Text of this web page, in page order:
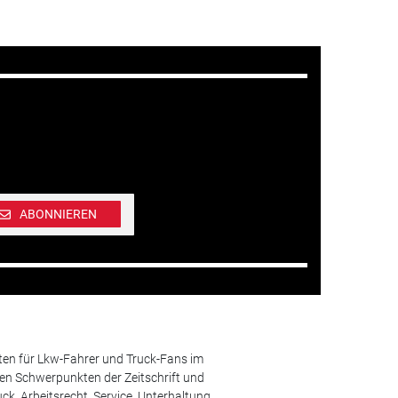
ABONNIEREN
für Lkw-Fahrer und Truck-Fans im
Schwerpunkten der Zeitschrift und